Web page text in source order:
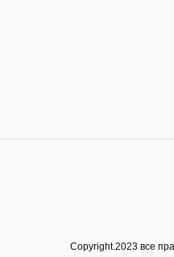
Copyright.2023 все